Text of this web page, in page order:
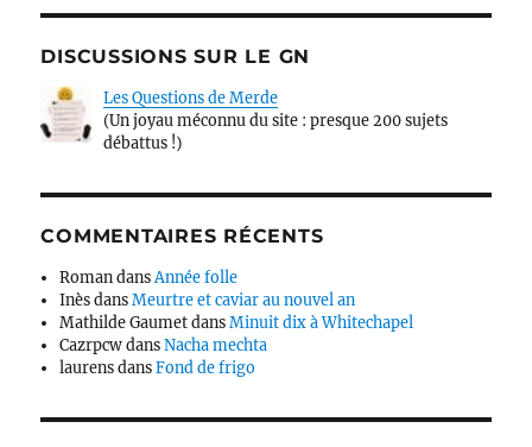
DISCUSSIONS SUR LE GN
Les Questions de Merde
(Un joyau méconnu du site : presque 200 sujets
débattus !)
COMMENTAIRES RÉCENTS
Roman dansAnnée folle
Inès dansMeurtre et caviar au nouvel an
Mathilde Gaumet dansMinuit dix à Whitechapel
Cazrpcw dansNacha mechta
laurens dansFond de frigo